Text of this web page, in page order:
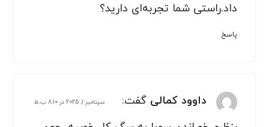
داد.راستی شما تجربه‌ای دارید؟
پاسخ
داوود کمالی گفت: سپتامبر 1, 2025 در 8:10 ب.ظ